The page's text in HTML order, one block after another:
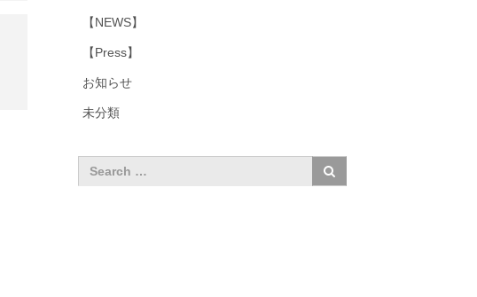
【NEWS】
【Press】
お知らせ
未分類